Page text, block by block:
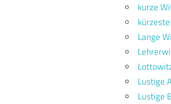
kurze
Lange
Lustige
Lustige